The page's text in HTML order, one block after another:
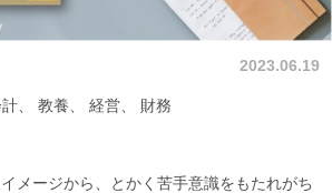
2023.06.19
教養 経営 財務
メージから、とかく苦手意識をもたれがち